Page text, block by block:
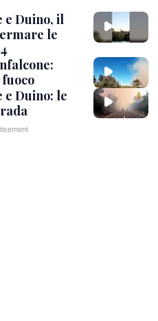
e Duino, il
le
Duino: le